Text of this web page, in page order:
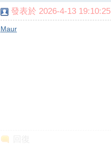
發表於 2026-4-13 19:10:25
Maur